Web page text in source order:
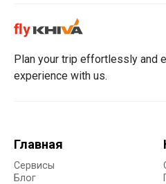
Plan your trip effortlessly and
experience with us.
Главная
Сервисы
Блог